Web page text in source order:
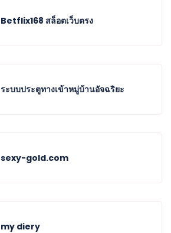
Betflix168 สล็อตเว็บตรง
ระบบประตูทางเข้าหมู่บ้านอัจฉริยะ
sexy-gold.com
my diery